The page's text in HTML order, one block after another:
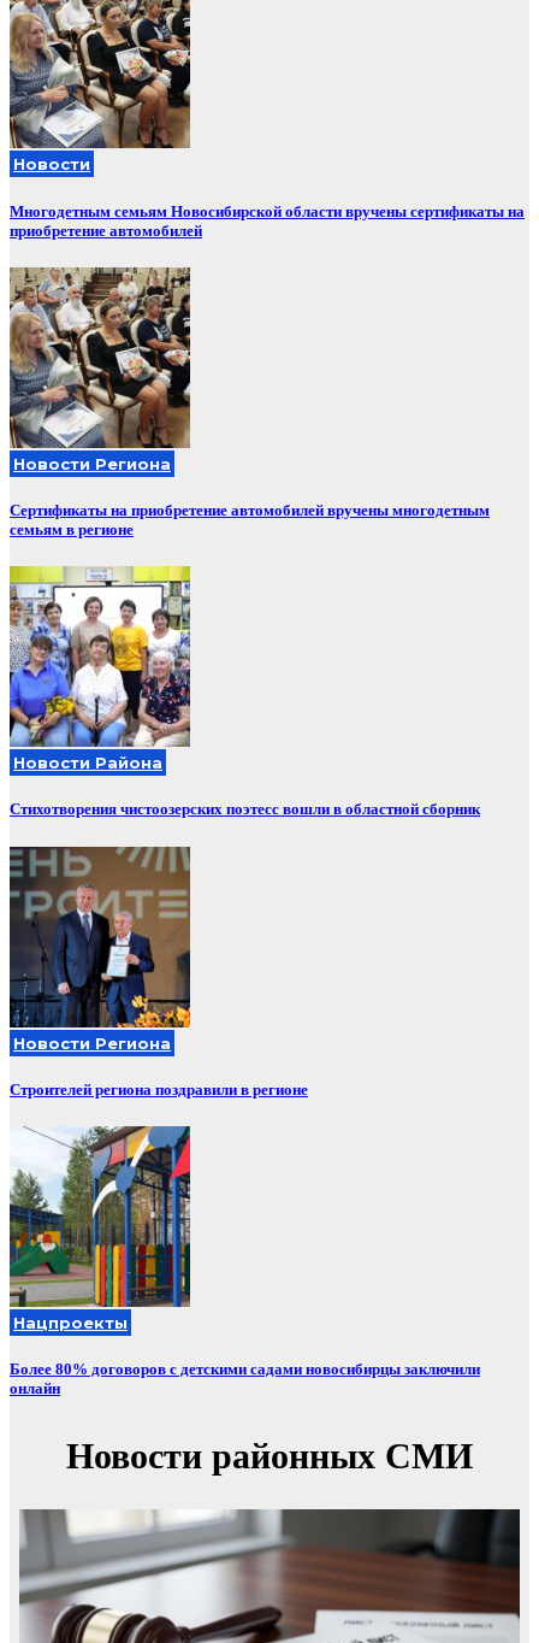
Новости
Многодетным семьям Новосибирской области вручены сертификаты на
приобретение автомобилей
Новости Региона
Сертификаты на приобретение автомобилей вручены многодетным
семьям в регионе
Новости Района
Стихотворения чистоозерских поэтесс вошли в областной сборник
Новости Региона
Строителей региона поздравили в регионе
Нацпроекты
Более 80% договоров с детскими садами новосибирцы заключили
онлайн